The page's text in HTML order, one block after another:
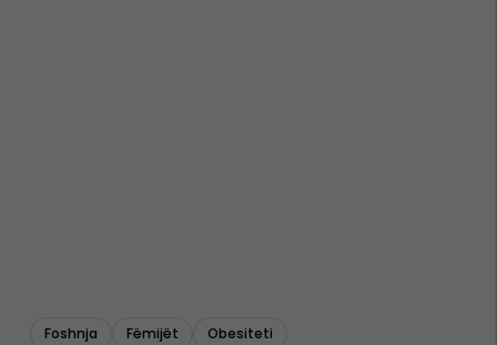
Foshnja Fëmijët Obesiteti